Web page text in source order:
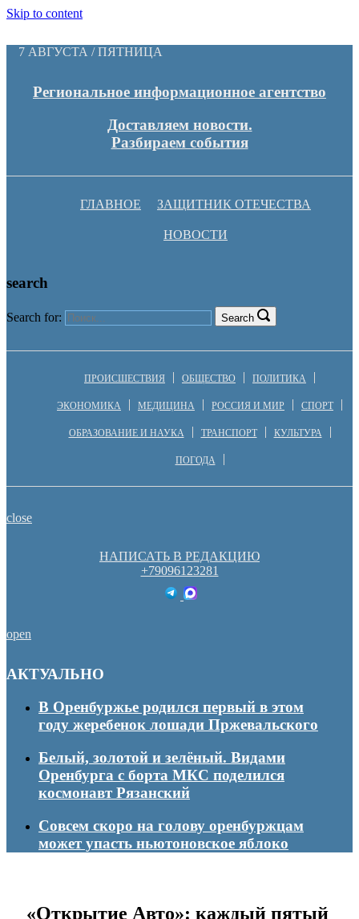
Skip to content
7 АВГУСТА / ПЯТНИЦА
Региональное информационное агентство
Доставляем новости.
Разбираем события
ГЛАВНОЕ ЗАЩИТНИК ОТЕЧЕСТВА
НОВОСТИ
search
Search for: Search
ПРОИСШЕСТВИЯ ОБЩЕСТВО ПОЛИТИКА
ЭКОНОМИКА МЕДИЦИНА РОССИЯ И МИР СПОРТ
ОБРАЗОВАНИЕ И НАУКА ТРАНСПОРТ КУЛЬТУРА
ПОГОДА
close
НАПИСАТЬ В РЕДАКЦИЮ
+79096123281
open
АКТУАЛЬНО
В Оренбуржье родился первый в этом
году жеребенок лошади Пржевальского
Белый, золотой и зелёный. Видами
Оренбурга с борта МКС поделился
космонавт Рязанский
Совсем скоро на голову оренбуржцам
может упасть ньютоновское яблоко
«Открытие Авто»: каждый пятый